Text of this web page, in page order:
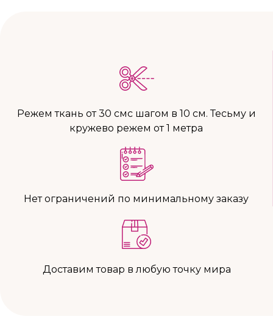
Режем ткань от 30 смс шагом в 10 см. Тесьму и
кружево режем от 1 метра
Нет ограничений по минимальному заказу
Доставим товар в любую точку мира